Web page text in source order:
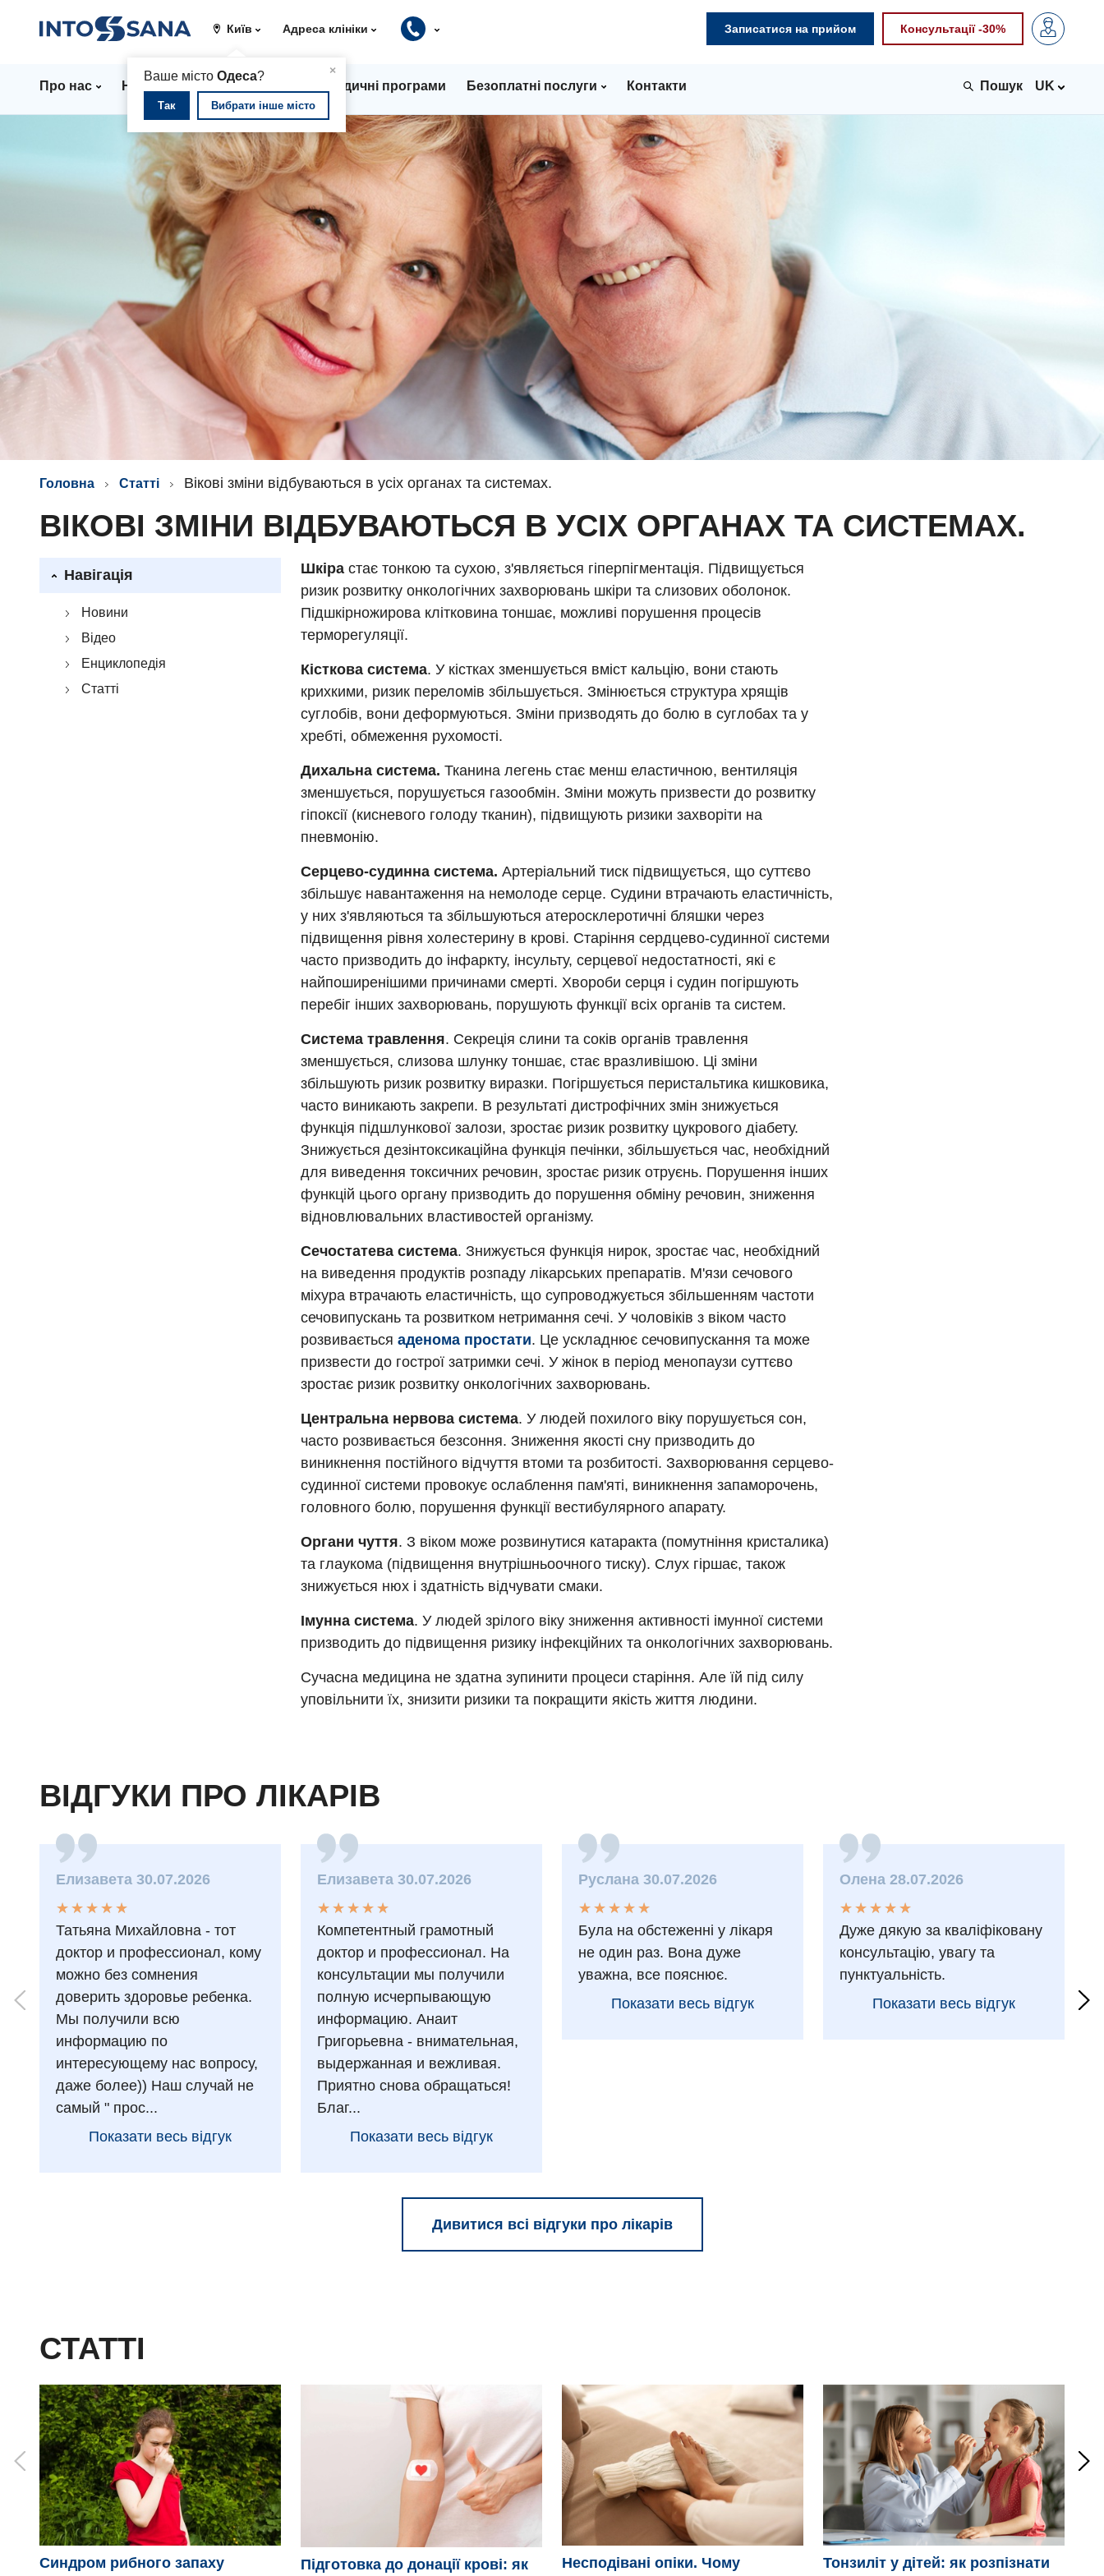
Київ
×
Ваше місто Одеса?
Так Вибрати інше місто
Адреса клініки Записатися на прийом Консультації -30%
Про нас Напрямки Ціни Медичні програми Безоплатні послуги Контакти UK
Головна Статті Вікові зміни відбуваються в усіх органах та системах.
ВІКОВІ ЗМІНИ ВІДБУВАЮТЬСЯ В УСІХ ОРГАНАХ ТА СИСТЕМАХ.
Навігація
Новини
Відео
Енциклопедія
Статті
Шкіра стає тонкою та сухою, з'являється гіперпігментація. Підвищується
ризик розвитку онкологічних захворювань шкіри та слизових оболонок.
Підшкірножирова клітковина тоншає, можливі порушення процесів
терморегуляції.
Кісткова система. У кістках зменшується вміст кальцію, вони стають
крихкими, ризик переломів збільшується. Змінюється структура хрящів
суглобів, вони деформуються. Зміни призводять до болю в суглобах та у
хребті, обмеження рухомості.
Дихальна система. Тканина легень стає менш еластичною, вентиляція
зменшується, порушується газообмін. Зміни можуть призвести до розвитку
гіпоксії (кисневого голоду тканин), підвищують ризики захворіти на
пневмонію.
Серцево-судинна система. Артеріальний тиск підвищується, що суттєво
збільшує навантаження на немолоде серце. Судини втрачають еластичність,
у них з'являються та збільшуються атеросклеротичні бляшки через
підвищення рівня холестерину в крові. Старіння сердцево-судинної системи
часто призводить до інфаркту, інсульту, серцевої недостатності, які є
найпоширенішими причинами смерті. Хвороби серця і судин погіршують
перебіг інших захворювань, порушують функції всіх органів та систем.
Система травлення. Секреція слини та соків органів травлення
зменшується, слизова шлунку тоншає, стає вразливішою. Ці зміни
збільшують ризик розвитку виразки. Погіршується перистальтика кишковика,
часто виникають закрепи. В результаті дистрофічних змін знижується
функція підшлункової залози, зростає ризик розвитку цукрового діабету.
Знижується дезінтоксикаційна функція печінки, збільшується час, необхідний
для виведення токсичних речовин, зростає ризик отруєнь. Порушення інших
функцій цього органу призводить до порушення обміну речовин, зниження
відновлювальних властивостей організму.
Сечостатева система. Знижується функція нирок, зростає час, необхідний
на виведення продуктів розпаду лікарських препаратів. М'язи сечового
міхура втрачають еластичність, що супроводжується збільшенням частоти
сечовипускань та розвитком нетримання сечі. У чоловіків з віком часто
розвивається аденома простати. Це ускладнює сечовипускання та може
призвести до гострої затримки сечі. У жінок в період менопаузи суттєво
зростає ризик розвитку онкологічних захворювань.
Центральна нервова система. У людей похилого віку порушується сон,
часто розвивається безсоння. Зниження якості сну призводить до
виникнення постійного відчуття втоми та розбитості. Захворювання серцево-
судинної системи провокує ослаблення пам'яті, виникнення запаморочень,
головного болю, порушення функції вестибулярного апарату.
Органи чуття. З віком може розвинутися катаракта (помутніння кристалика)
та глаукома (підвищення внутрішньоочного тиску). Слух гіршає, також
знижується нюх і здатність відчувати смаки.
Імунна система. У людей зрілого віку зниження активності імунної системи
призводить до підвищення ризику інфекційних та онкологічних захворювань.
Сучасна медицина не здатна зупинити процеси старіння. Але їй під силу
уповільнити їх, знизити ризики та покращити якість життя людини.
ВІДГУКИ ПРО ЛІКАРІВ
Елизавета 30.07.2026
★
★
★
★
★
★ ★ ★ ★ ★
Татьяна Михайловна - тот
доктор и профессионал, кому
можно без сомнения
доверить здоровье ребенка.
Мы получили всю
информацию по
интересующему нас вопросу,
даже более)) Наш случай не
самый " прос...
Показати весь відгук
Елизавета 30.07.2026
★
★
★
★
★
★ ★ ★ ★ ★
Компетентный грамотный
доктор и профессионал. На
консультации мы получили
полную исчерпывающую
информацию. Анаит
Григорьевна - внимательная,
выдержанная и вежливая.
Приятно снова обращаться!
Благ...
Показати весь відгук
Руслана 30.07.2026
★
★
★
★
★
★ ★ ★ ★ ★
Була на обстеженні у лікаря
не один раз. Вона дуже
уважна, все пояснює.
Показати весь відгук
Олена 28.07.2026
★
★
★
★
★
★ ★ ★ ★ ★
Дуже дякую за кваліфіковану
консультацію, увагу та
пунктуальність.
Показати весь відгук
Дивитися всі відгуки про лікарів
СТАТТІ
Синдром рибного запаху Підготовка до донації крові: як Несподівані опіки. Чому Тонзиліт у дітей: як розпізнати